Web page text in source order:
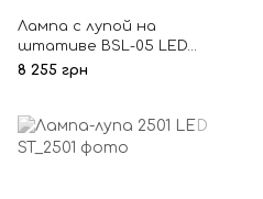
Лампа с лупой на
штативе BSL-05 LED
12W Sonobella
8 255 грн